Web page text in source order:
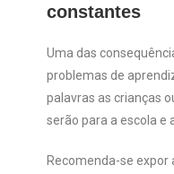
constantes
Uma das
problemas de
palavras as crianças
serão para a escola e
Recomenda-se expor